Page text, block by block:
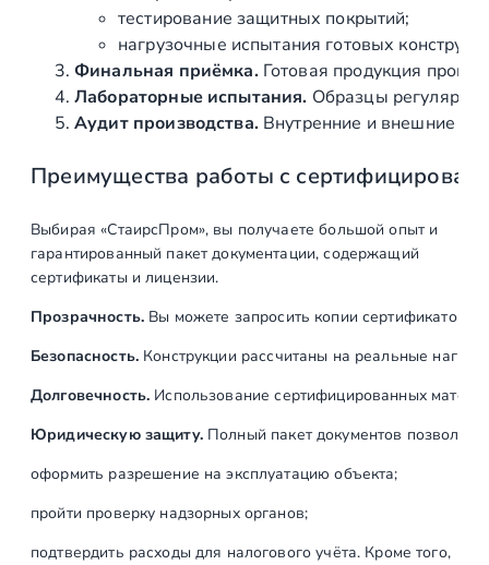
тестирование защитных покрытий;
нагрузочные испытания готовых
Финальная приёмка.Готовая продукция
Лабораторные испытания. Образцы регулярно
Аудит производства.Внутренние и внешние
Преимущества работы с
Выбирая «СтаирсПром», вы получаете большой опыт и
гарантированный пакет документации, содержащий
сертификаты и лицензии.
Прозрачность.Вы можете запросить копии сертификатов
Безопасность.Конструкции рассчитаны на реальные
Долговечность. Использование сертифицированных
Юридическую защиту.Полный пакет документов позволяет:
оформить разрешение на эксплуатацию объекта;
пройти проверку надзорных органов;
подтвердить расходы для налогового учёта. Кроме того,